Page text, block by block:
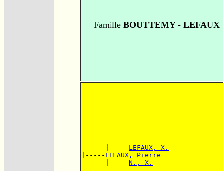
Famille BOUTTEMY - LEFAUX
      |-----
LEFAUX, X.
|----- LEFAUX, Pierre
      |-----
N., X.